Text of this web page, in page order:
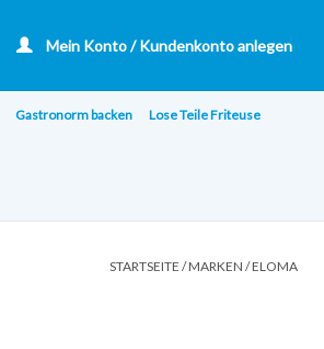
Mein Konto / Kundenkonto anlegen
Gastronorm backen Lose Teile Friteuse
STARTSEITE /MARKEN /ELOMA